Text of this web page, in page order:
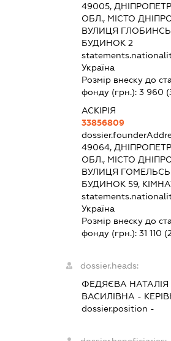
49005,
ОБЛ., МІСТО
ВУЛИЦЯ
БУДИНОК 2
Україна
Розмір внеску до
фонду (грн.): 3 960
АСКІРІЯ
33856809
49064,
ОБЛ., МІСТО
ВУЛИЦЯ
БУДИНОК 59,
Україна
Розмір внеску до
фонду (грн.): 31 110
dossier.heads:
ФЕДЯЄВА НАТАЛІЯ
ВАСИЛІВНА -
dossier.position -